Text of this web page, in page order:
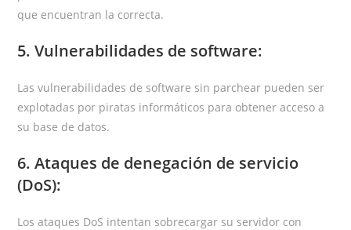
que encuentran la correcta.
5. Vulnerabilidades de software:
Las vulnerabilidades de software sin parchear pueden ser
explotadas por piratas informáticos para obtener acceso a
su base de datos.
6. Ataques de denegación de servicio
(DoS):
Los ataques DoS intentan sobrecargar su servidor con